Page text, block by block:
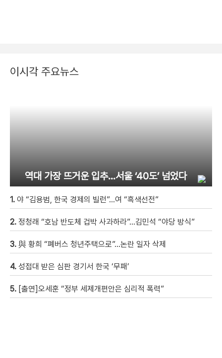
이시각 주요뉴스
역대 가장 뜨거운 입추…서울 ‘40도’ 넘었다
1. 야 “김용범, 한국 경제의 빌런”…여 “흑색선전”
2. 정청래 “호남 반도체 겁박 사과하라”…김민석 “야당 방식”
3. 與 황희 “폐버스 청년주택으로”…논란 일자 삭제
4. 성접대 받은 심판 경기서 한국 ‘무패’
5. [출연]오세훈 “정부 세제개편안은 심리적 폭력”